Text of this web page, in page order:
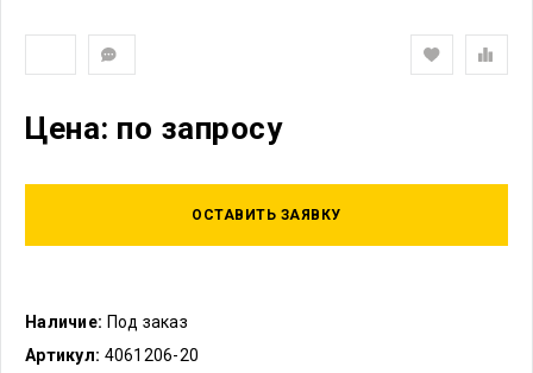
Наличие: Под заказ
Артикул: 4061206-20
Цена: по запросу
ОСТАВИТЬ ЗАЯВКУ